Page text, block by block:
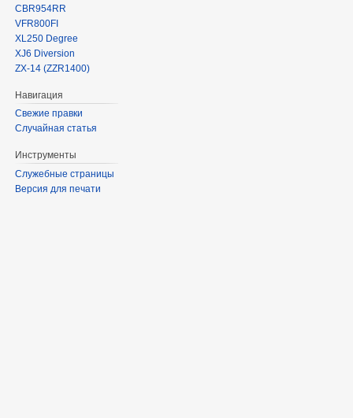
CBR954RR
VFR800FI
XL250 Degree
XJ6 Diversion
ZX-14 (ZZR1400)
Навигация
Свежие правки
Случайная статья
Инструменты
Служебные страницы
Версия для печати